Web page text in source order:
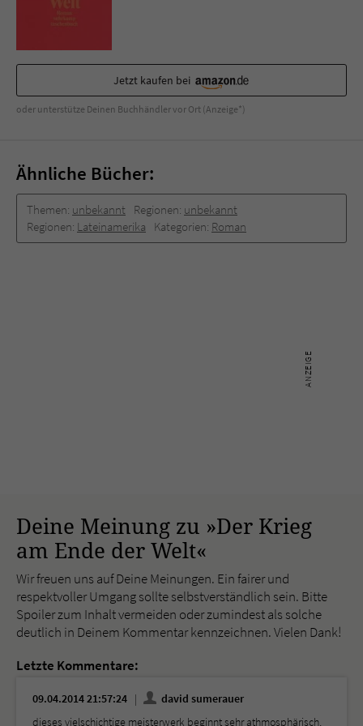
Jetzt kaufen bei
oder unterstütze Deinen Buchhändler vor Ort (Anzeige*)
Ähnliche Bücher:
Themen: unbekannt Regionen: unbekannt
Regionen: Lateinamerika Kategorien: Roman
Deine Meinung zu »Der Krieg
am Ende der Welt«
Wir freuen uns auf Deine Meinungen. Ein fairer und
respektvoller Umgang sollte selbstverständlich sein. Bitte
Spoiler zum Inhalt vermeiden oder zumindest als solche
deutlich in Deinem Kommentar kennzeichnen. Vielen Dank!
Letzte Kommentare:
09.04.2014 21:57:24
david sumerauer
dieses vielschichtige meisterwerk beginnt sehr athmosphärisch,